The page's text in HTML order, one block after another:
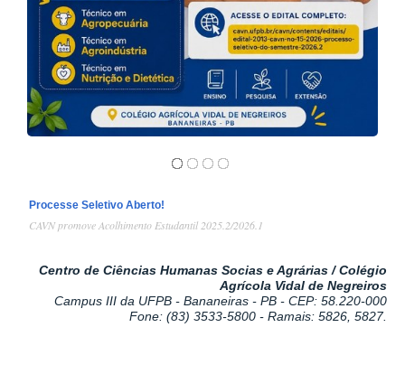
1/4
Processe Seletivo Aberto!
CAVN promove Acolhimento Estudantil 2025.2/2026.1
Centro de Ciências Humanas Socias e Agrárias / Colégio
Agrícola Vidal de Negreiros
Campus III da UFPB - Bananeiras - PB - CEP: 58.220-000
Fone: (83) 3533-5800 - Ramais: 5826, 5827.